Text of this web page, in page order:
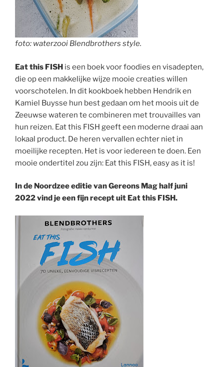
foto: waterzooi Blendbrothers style.
Eat this FISH is een boek voor foodies en visadepten,
die op een makkelijke wijze mooie creaties willen
voorschotelen. In dit kookboek hebben Hendrik en
Kamiel Buysse hun best gedaan om het moois uit de
Zeeuwse wateren te combineren met trouvailles van
hun reizen. Eat this FISH geeft een moderne draai aan
lokaal product. De heren vervallen echter niet in
moeilijke recepten. Het is voor iedereen te doen. Een
mooie ondertitel zou zijn: Eat this FISH, easy as it is!
In de Noordzee editie van Gereons Mag half juni
2022 vind je een fijn recept uit Eat this FISH.